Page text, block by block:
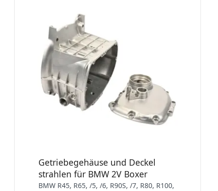
Getriebegehäuse und Deckel
strahlen für BMW 2V Boxer
BMW R45, R65, /5, /6, R90S, /7, R80, R100,